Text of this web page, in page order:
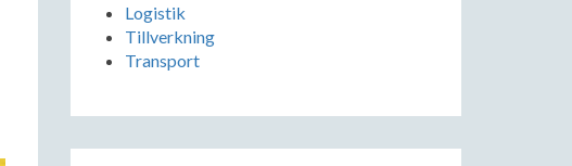
Logistik
Tillverkning
Transport